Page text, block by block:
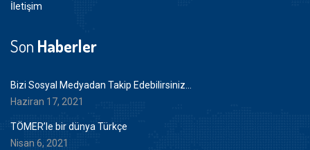
İletişim
Son Haberler
Bizi Sosyal Medyadan Takip Edebilirsiniz…
Haziran 17, 2021
TÖMER’le bir dünya Türkçe
Nisan 6, 2021